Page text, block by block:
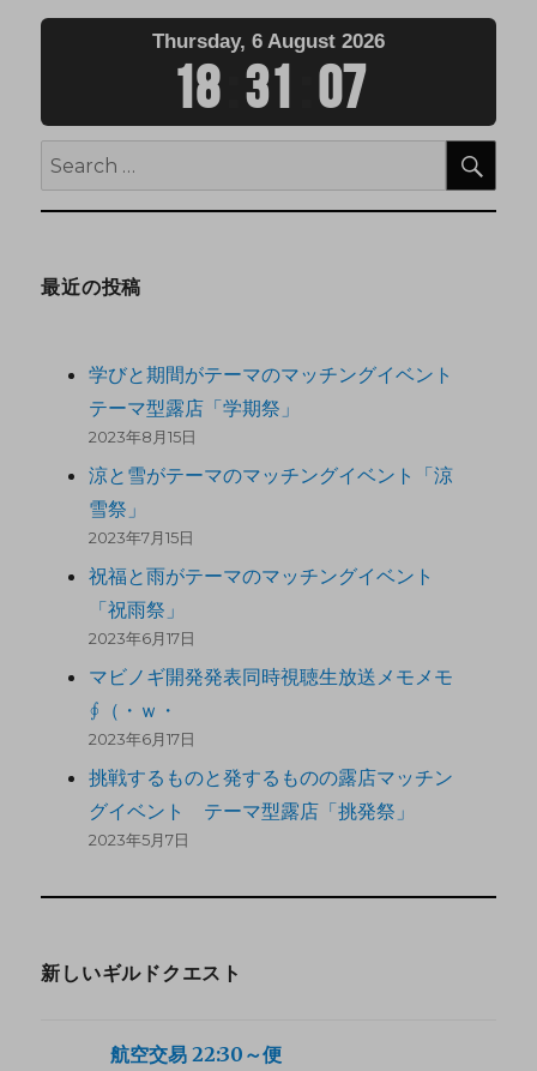
Thursday, 6 August 2026
18 31 08
最近の投稿
学びと期間がテーマのマッチングイベント
テーマ型露店「学期祭」
2023年8月15日
涼と雪がテーマのマッチングイベント「涼
雪祭」
2023年7月15日
祝福と雨がテーマのマッチングイベント
「祝雨祭」
2023年6月17日
マビノギ開発発表同時視聴生放送メモメモ
∮（・ｗ・
2023年6月17日
挑戦するものと発するものの露店マッチン
グイベント テーマ型露店「挑発祭」
2023年5月7日
新しいギルドクエスト
航空交易 22:30～便